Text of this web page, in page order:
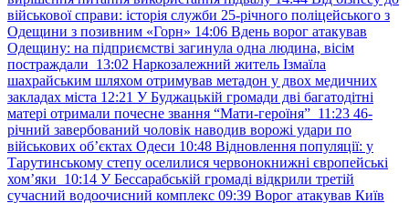
військової справи: історія служби 25-річного поліцейського з
Одещини з позивним «Горн» 14:06 Вдень ворог атакував
Одещину: на підприємстві загинула одна людина, вісім
постраждали 13:02 Наркозалежний житель Ізмаїла
шахрайським шляхом отримував метадон у двох медичних
закладах міста 12:21 У Буджацькій громади дві багатодітні
матері отримали почесне звання “Мати-героїня” 11:23 46-
річний завербований чоловік наводив ворожі удари по
військових обʼєктах Одеси 10:48 Відновлення популяції: у
Тарутинському степу оселилися червонокнижні європейські
хом’яки 10:14 У Бессарабській громаді відкрили третій
сучасний водоочисний комплекс 09:39 Ворог атакував Київ